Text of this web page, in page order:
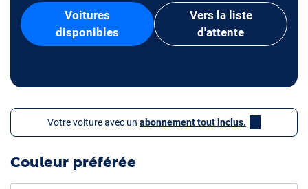
Voitures
disponibles
Vers la liste
d'attente
Votre voiture avec un abonnement tout inclus.
Couleur préférée